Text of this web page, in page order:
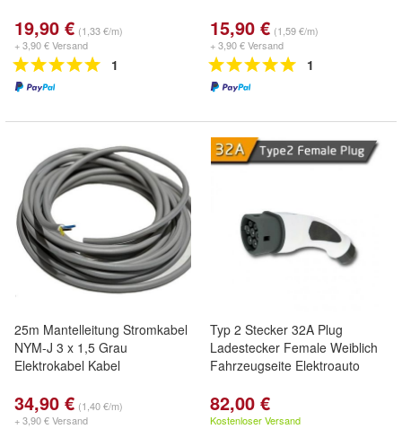
19,90 € (1,33 €/m)
+ 3,90 € Versand
1
15,90 € (1,59 €/m)
+ 3,90 € Versand
1
25m Mantelleitung Stromkabel
NYM-J 3 x 1,5 Grau
Elektrokabel Kabel
34,90 € (1,40 €/m)
+ 3,90 € Versand
Typ 2 Stecker 32A Plug
Ladestecker Female Weiblich
Fahrzeugseite Elektroauto
82,00 €
Kostenloser Versand